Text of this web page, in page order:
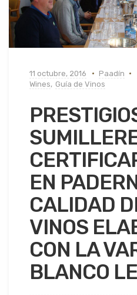
11 octubre, 2016 Paadín
Wines, Guía de Vinos
EN
CALIDAD
VINOS
CON LA
BLANCO